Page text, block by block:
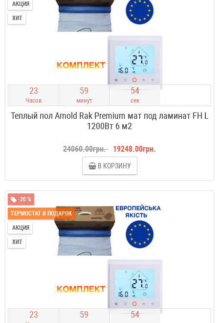
АКЦИЯ
ХИТ
23
Часов
59
минут
53
сек
Теплый пол Arnold Rak Premium мат под ламинат FH L
1200Вт 6 м2
24060.00грн. 19248.00грн.
В КОРЗИНУ
-20 %
ТЕРМОСТАТ В ПОДАРОК
АКЦИЯ
ХИТ
23 59 53